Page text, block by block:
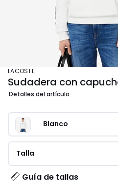
LACOSTE
Sudadera con
Detalles del artículo
Blanco
Talla
Guía de tallas